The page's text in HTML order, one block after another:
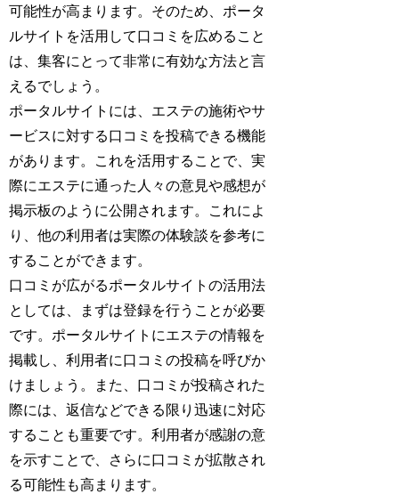
可能性が高まります。そのため、ポータ
ルサイトを活用して口コミを広めること
は、集客にとって非常に有効な方法と言
えるでしょう。
ポータルサイトには、エステの施術やサ
ービスに対する口コミを投稿できる機能
があります。これを活用することで、実
際にエステに通った人々の意見や感想が
掲示板のように公開されます。これによ
り、他の利用者は実際の体験談を参考に
することができます。
口コミが広がるポータルサイトの活用法
としては、まずは登録を行うことが必要
です。ポータルサイトにエステの情報を
掲載し、利用者に口コミの投稿を呼びか
けましょう。また、口コミが投稿された
際には、返信などできる限り迅速に対応
することも重要です。利用者が感謝の意
を示すことで、さらに口コミが拡散され
る可能性も高まります。